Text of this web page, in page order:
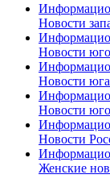
Новости
Новости
Новости
Новости
Новости
Женские